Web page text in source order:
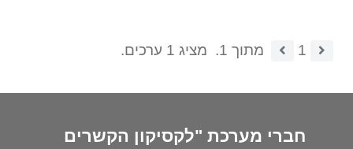
1 מתוך 1. מציג 1 ערכים.
חברי מערכת "לקסיקון הקשרים